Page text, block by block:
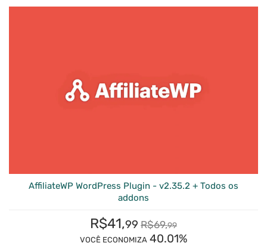
AffiliateWP WordPress Plugin - v2.35.2 + Todos os
addons
R$41,99 R$69,99
VOCÊ ECONOMIZA 40.01%